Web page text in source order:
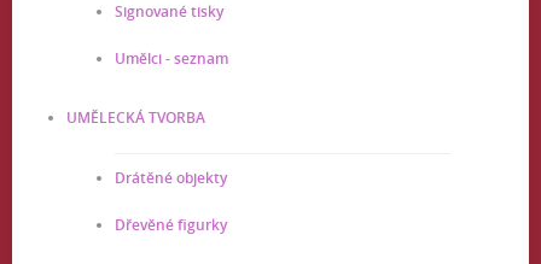
Signované tisky
Umělci - seznam
UMĚLECKÁ TVORBA
Drátěné objekty
Dřevěné figurky